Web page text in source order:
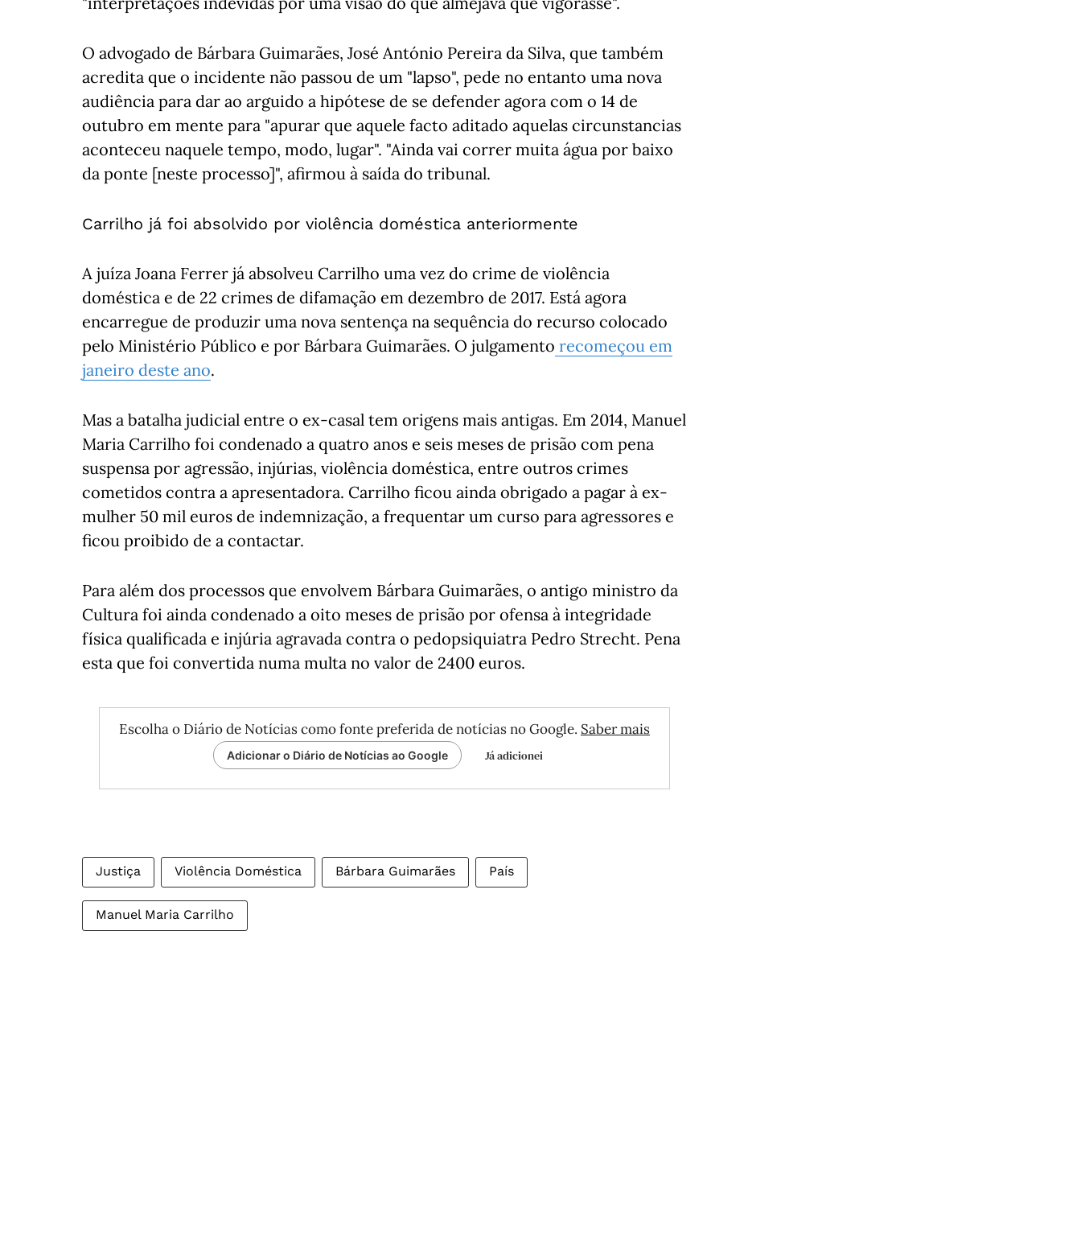
O advogado de Bárbara Guimarães, José António Pereira da Silva, que também
acredita que o incidente não passou de um "lapso", pede no entanto uma nova
audiência para dar ao arguido a hipótese de se defender agora com o 14 de
outubro em mente para "apurar que aquele facto aditado aquelas circunstancias
aconteceu naquele tempo, modo, lugar". "Ainda vai correr muita água por baixo
da ponte [neste processo]", afirmou à saída do tribunal.
Carrilho já foi absolvido por violência doméstica anteriormente
A juíza Joana Ferrer já absolveu Carrilho uma vez do crime de violência
doméstica e de 22 crimes de difamação em dezembro de 2017. Está agora
encarregue de produzir uma nova sentença na sequência do recurso colocado
pelo Ministério Público e por Bárbara Guimarães. O julgamento recomeçou em
janeiro deste ano.
Mas a batalha judicial entre o ex-casal tem origens mais antigas. Em 2014, Manuel
Maria Carrilho foi condenado a quatro anos e seis meses de prisão com pena
suspensa por agressão, injúrias, violência doméstica, entre outros crimes
cometidos contra a apresentadora. Carrilho ficou ainda obrigado a pagar à ex-
mulher 50 mil euros de indemnização, a frequentar um curso para agressores e
ficou proibido de a contactar.
Para além dos processos que envolvem Bárbara Guimarães, o antigo ministro da
Cultura foi ainda condenado a oito meses de prisão por ofensa à integridade
física qualificada e injúria agravada contra o pedopsiquiatra Pedro Strecht. Pena
esta que foi convertida numa multa no valor de 2400 euros.
Escolha o Diário de Notícias como fonte preferida de notícias no Google. Saber mais
Adicionar o Diário de Notícias ao Google Já adicionei
Justiça Violência Doméstica Bárbara Guimarães País
Manuel Maria Carrilho